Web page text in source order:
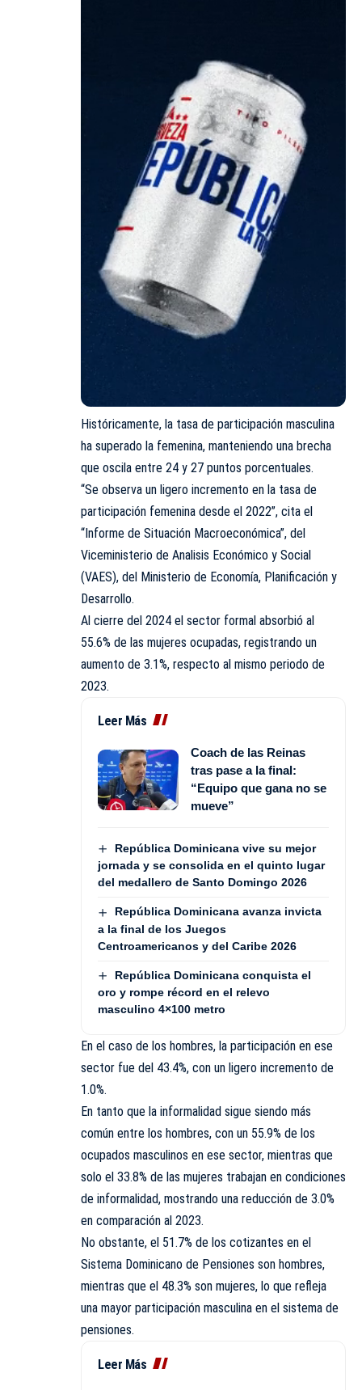
Históricamente, la tasa de participación masculina
ha superado la femenina, manteniendo una brecha
que oscila entre 24 y 27 puntos porcentuales.
“Se observa un ligero incremento en la tasa de
participación femenina desde el 2022”, cita el
“Informe de Situación Macroeconómica”, del
Viceministerio de Analisis Económico y Social
(VAES), del Ministerio de Economía, Planificación y
Desarrollo.
Al cierre del 2024 el sector formal absorbió al
55.6% de las mujeres ocupadas, registrando un
aumento de 3.1%, respecto al mismo periodo de
2023.
Leer Más
Coach de las Reinas
tras pase a la final:
“Equipo que gana no se
mueve”
República Dominicana vive su mejor
jornada y se consolida en el quinto lugar
del medallero de Santo Domingo 2026
República Dominicana avanza invicta
a la final de los Juegos
Centroamericanos y del Caribe 2026
República Dominicana conquista el
oro y rompe récord en el relevo
masculino 4×100 metro
En el caso de los hombres, la participación en ese
sector fue del 43.4%, con un ligero incremento de
1.0%.
En tanto que la informalidad sigue siendo más
común entre los hombres, con un 55.9% de los
ocupados masculinos en ese sector, mientras que
solo el 33.8% de las mujeres trabajan en condiciones
de informalidad, mostrando una reducción de 3.0%
en comparación al 2023.
No obstante, el 51.7% de los cotizantes en el
Sistema Dominicano de Pensiones son hombres,
mientras que el 48.3% son mujeres, lo que refleja
una mayor participación masculina en el sistema de
pensiones.
Leer Más